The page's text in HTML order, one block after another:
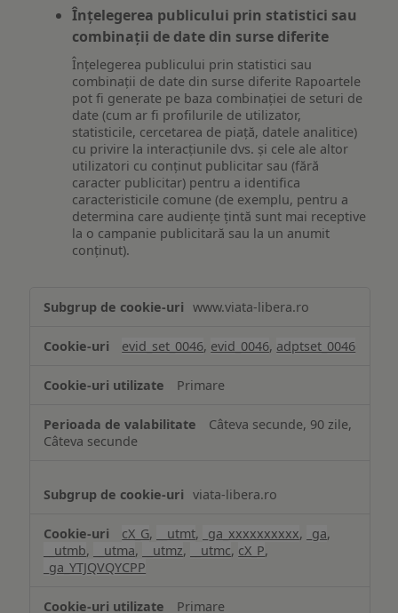
Înțelegerea publicului prin statistici sau
combinații de date din surse diferite
Înțelegerea publicului prin statistici sau
combinații de date din surse diferite Rapoartele
pot fi generate pe baza combinației de seturi de
date (cum ar fi profilurile de utilizator,
statisticile, cercetarea de piață, datele analitice)
cu privire la interacțiunile dvs. și cele ale altor
utilizatori cu conținut publicitar sau (fără
caracter publicitar) pentru a identifica
caracteristicile comune (de exemplu, pentru a
determina care audiențe țintă sunt mai receptive
la o campanie publicitară sau la un anumit
conținut).
www.viata-libera.ro
evid_set_0046, evid_0046, adptset_0046
Primare
Câteva secunde, 90 zile,
Câteva secunde
viata-libera.ro
cX_G, __utmt, _ga_xxxxxxxxxx, _ga,
__utmb, __utma, __utmz, __utmc, cX_P,
_ga_YTJQVQYCPP
Primare